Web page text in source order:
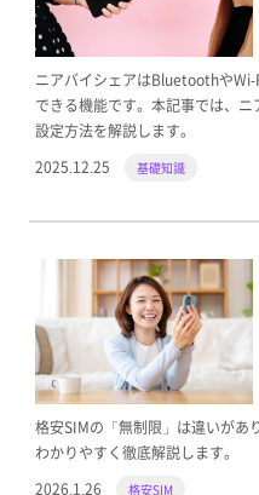
ニアバイシェアはBluetoothや
できる機能です。本記事では、ニ
設定方法を解説します。
2025.12.25
基礎知識
格安SIMの「無制限」は違いがあ
わかりやすく徹底解説します。
2026.1.26
格安SIM